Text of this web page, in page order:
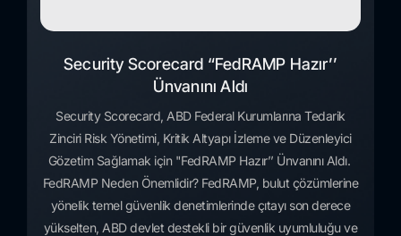
Security Scorecard “FedRAMP Hazır’’
Ünvanını Aldı
Security Scorecard, ABD Federal Kurumlarına Tedarik
Zinciri Risk Yönetimi, Kritik Altyapı İzleme ve Düzenleyici
Gözetim Sağlamak için "FedRAMP Hazır’’ Ünvanını Aldı.
FedRAMP Neden Önemlidir? FedRAMP, bulut çözümlerine
yönelik temel güvenlik denetimlerinde çıtayı son derece
yükselten, ABD devlet destekli bir güvenlik uyumluluğu ve